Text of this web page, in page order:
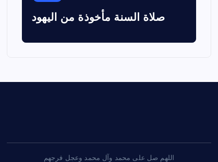
صلاة السنة مأخوذة من اليهود
اللهم صل على محمد وآل محمد وعجل فرجهم